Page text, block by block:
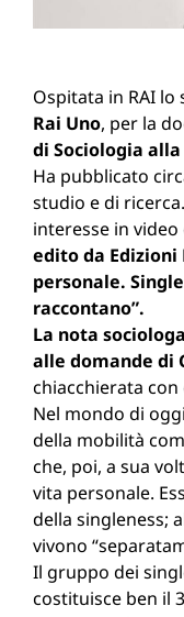
Ospitata in RAI lo
Rai Uno, per la
di Sociologia
Ha pubblicato
studio e di
interesse in
edito da
personale.
raccontano”.
La nota
alle domande di
chiacchierata
Nel mondo di
della mobilità
che, poi, a sua
vita personale.
della singleness;
vivono
Il gruppo dei
costituisce ben il